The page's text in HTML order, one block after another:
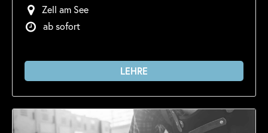
Zell am See
ab sofort
LEHRE